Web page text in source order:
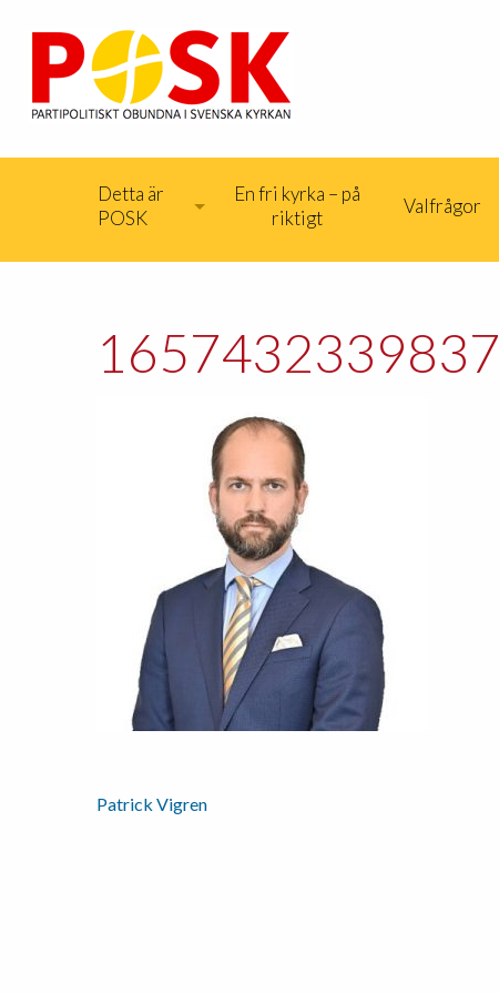
Detta är
POSK
En fri kyrka – på
riktigt
Valfrågor
1657432339837
Inläggsnavigering
Patrick Vigren